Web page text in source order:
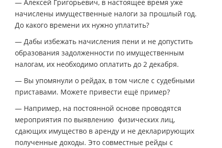
— Алексей Григорьевич, в настоящее время уже
начислены имущественные налоги за прошлый год.
До какого времени их нужно уплатить?
— Дабы избежать начисления пени и не допустить
образования задолженности по имущественным
налогам, их необходимо оплатить до 2 декабря.
— Вы упомянули о рейдах, в том числе с судебными
приставами. Можете привести ещё пример?
— Например, на постоянной основе проводятся
мероприятия по выявлению физических лиц,
сдающих имущество в аренду и не декларирующих
полученные доходы. Это совместные рейды с